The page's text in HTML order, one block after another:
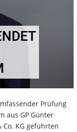
Prüfung
aus GP Günter
Co. KG geführten